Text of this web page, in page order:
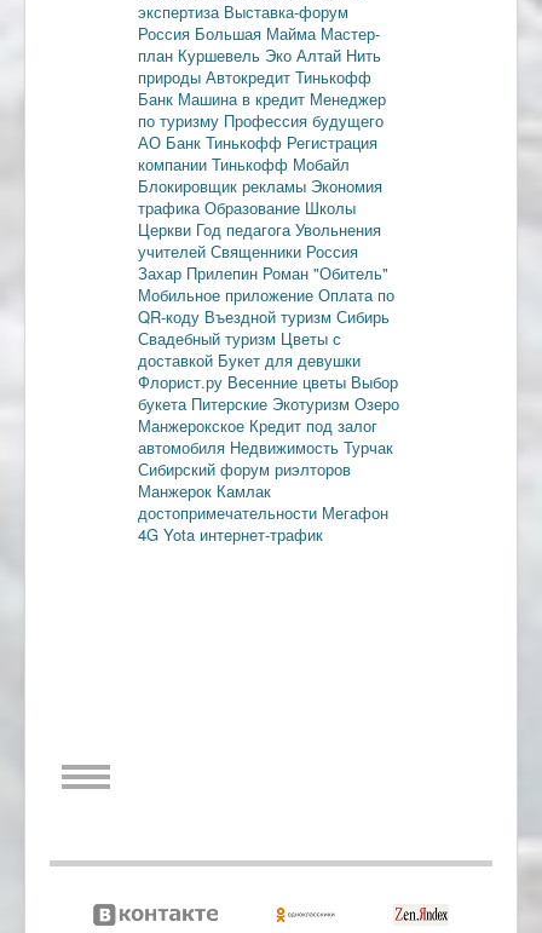
экспертиза Выставка-форум
Россия Большая Майма Мастер-
план Куршевель Эко Алтай Нить
природы Автокредит Тинькофф
Банк Машина в кредит Менеджер
по туризму Профессия будущего
АО Банк Тинькофф Регистрация
компании Тинькофф Мобайл
Блокировщик рекламы Экономия
трафика Образование Школы
Церкви Год педагога Увольнения
учителей Священники Россия
Захар Прилепин Роман "Обитель"
Мобильное приложение Оплата по
QR-коду Въездной туризм Сибирь
Свадебный туризм Цветы с
доставкой Букет для девушки
Флорист.ру Весенние цветы Выбор
букета Питерские Экотуризм Озеро
Манжерокское Кредит под залог
автомобиля Недвижимость Турчак
Сибирский форум риэлторов
Манжерок Камлак
достопримечательности Мегафон
4G Yota интернет-трафик